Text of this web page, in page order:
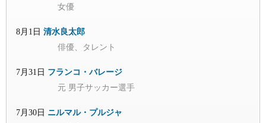
女優
8月1日 清水良太郎
俳優、タレント
7月31日 フランコ・バレージ
元 男子サッカー選手
7月30日 ニルマル・プルジャ